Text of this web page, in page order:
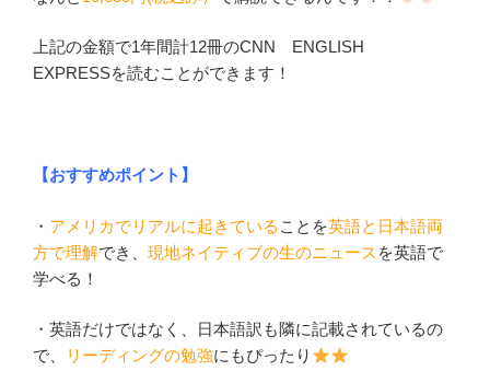
上記の金額で1年間計12冊のCNN ENGLISH
EXPRESSを読むことができます！
【おすすめポイント】
・ アメリカでリアルに起きている ことを英語と日本語両
方で理解でき、 現地ネイティブの生のニュース を英語で
学べる！
・英語だけではなく、日本語訳も隣に記載されているの
で、
リーディングの勉強にもぴったり